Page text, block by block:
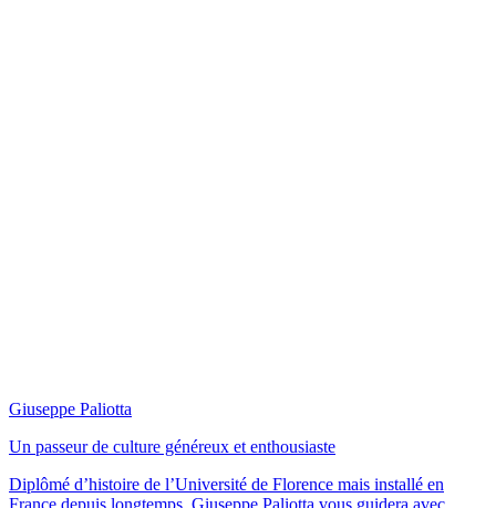
Giuseppe Paliotta
Un passeur de culture généreux et enthousiaste
Diplômé d’histoire de l’Université de Florence mais installé en
France depuis longtemps, Giuseppe Paliotta vous guidera avec